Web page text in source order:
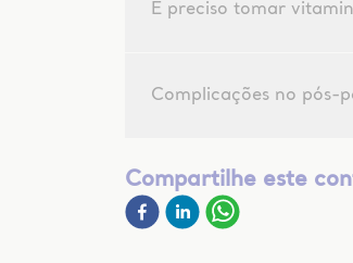
É preciso tomar
Complicações no pós-
Compartilhe este